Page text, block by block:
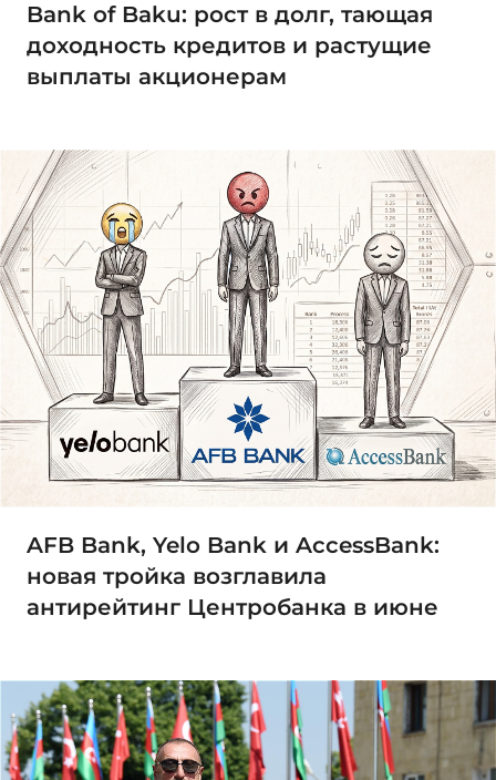
Bank of Baku: рост в долг, тающая
доходность кредитов и растущие
выплаты акционерам
AFB Bank, Yelo Bank и AccessBank:
новая тройка возглавила
антирейтинг Центробанка в июне